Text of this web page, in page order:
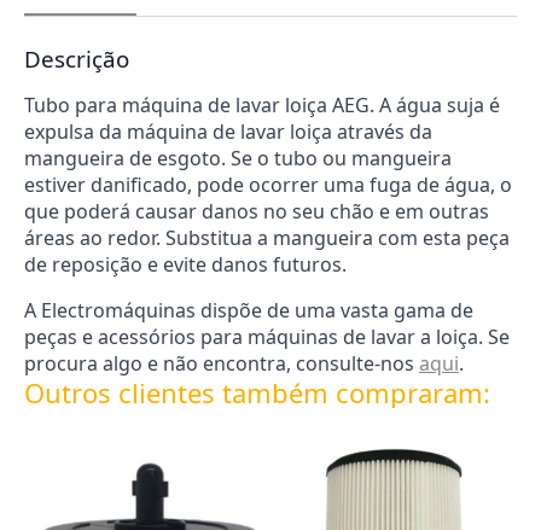
Descrição
Tubo para máquina de lavar loiça AEG. A água suja é
expulsa da máquina de lavar loiça através da
mangueira de esgoto. Se o tubo ou mangueira
estiver danificado, pode ocorrer uma fuga de água, o
que poderá causar danos no seu chão e em outras
áreas ao redor. Substitua a mangueira com esta peça
de reposição e evite danos futuros.
A Electromáquinas dispõe de uma vasta gama de
peças e acessórios para máquinas de lavar a loiça. Se
procura algo e não encontra, consulte-nos aqui.
Outros clientes também compraram: